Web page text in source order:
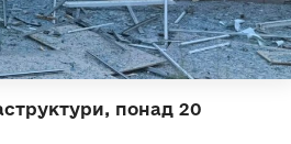
понад 20